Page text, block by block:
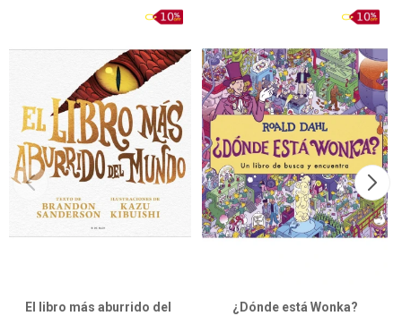
El libro más aburrido del
¿Dónde está Wonka?